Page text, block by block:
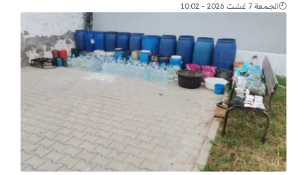
الجمعة 7 غشت 2026 - 10:02